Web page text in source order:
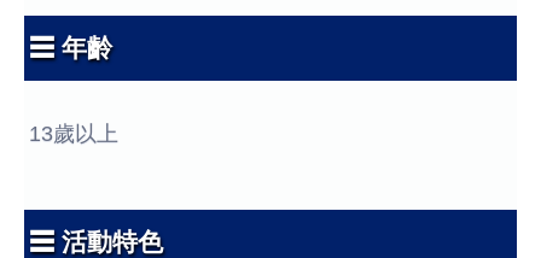
☰ 年齡
13歲以上
☰ 活動特色